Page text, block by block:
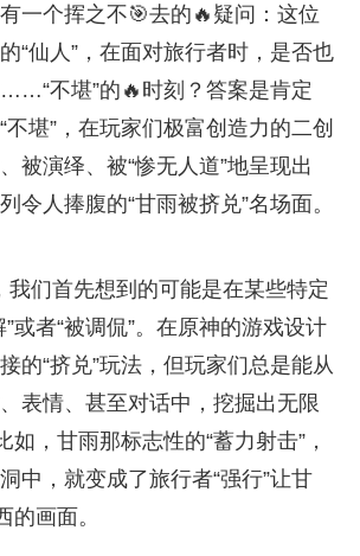
一个挥之不🎯去的🔥疑问：这位
“仙人”，在面对旅行者时，是否也
不堪”的🔥时刻？答案是肯定
不堪”，在玩家们极富创造力的二创
被演绎、被“惨无人道”地呈现出
令人捧腹的“甘雨被挤兑”名场面。
我们首先想到的可能是在某些特定
或者“被调侃”。在原神的游戏设计
的“挤兑”玩法，但玩家们总是能从
表情、甚至对话中，挖掘出无限
如，甘雨那标志性的“蓄力射击”，
中，就变成了旅行者“强行”让甘
的画面。